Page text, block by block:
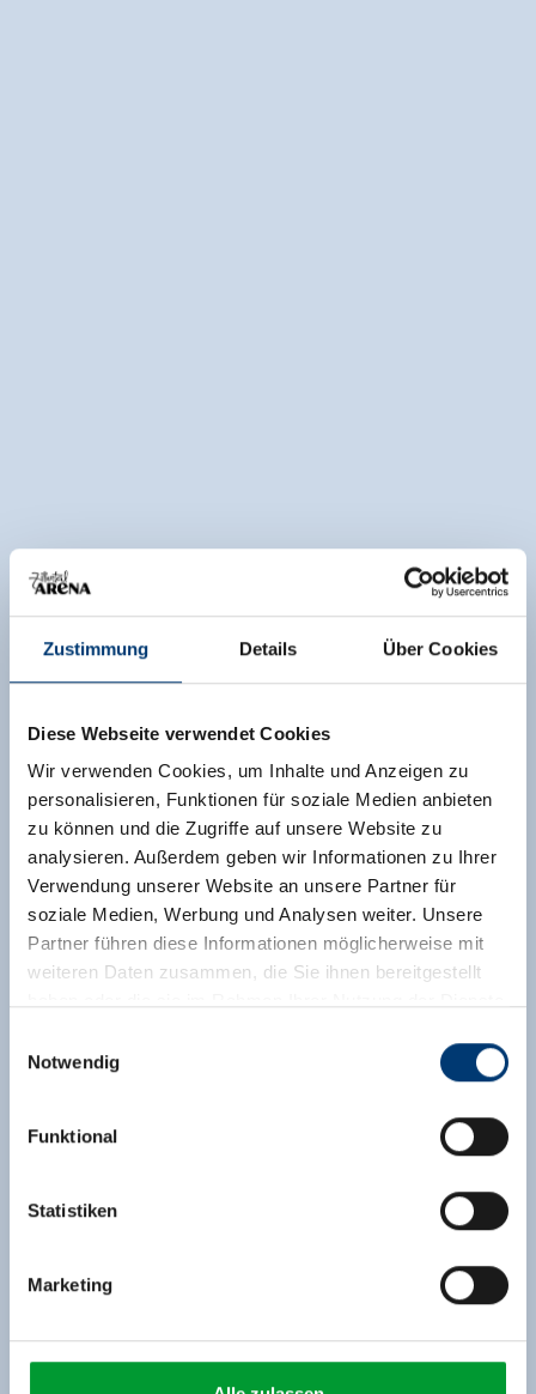
Zustimmung Details Über Cookies
Diese Webseite verwendet Cookies
Wir verwenden Cookies, um Inhalte und Anzeigen zu
personalisieren, Funktionen für soziale Medien anbieten
zu können und die Zugriffe auf unsere Website zu
analysieren. Außerdem geben wir Informationen zu Ihrer
Verwendung unserer Website an unsere Partner für
soziale Medien, Werbung und Analysen weiter. Unsere
Partner führen diese Informationen möglicherweise mit
weiteren Daten zusammen, die Sie ihnen bereitgestellt
Rohr 23// A-6280 Zell am Ziller
www.zillertalarena.com
Notwendig
Funktional
Statistiken
Marketing